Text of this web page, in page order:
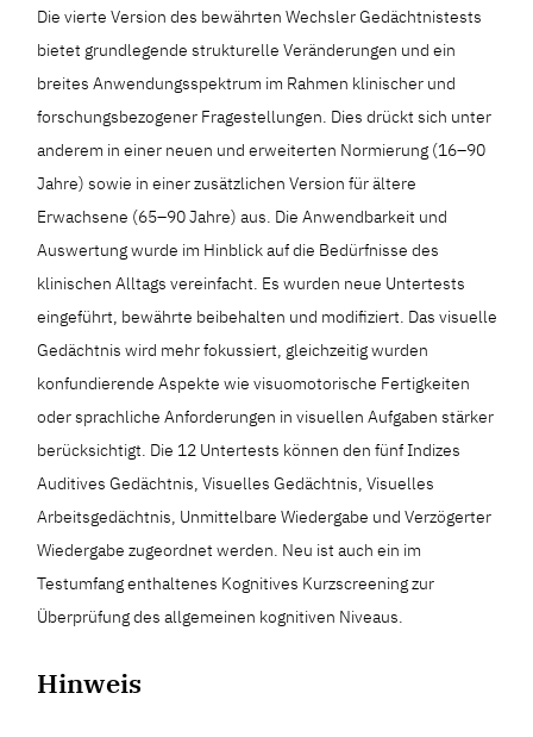
Die vierte Version des bewährten Wechsler Gedächtnistests
bietet grundlegende strukturelle Veränderungen und ein
breites Anwendungsspektrum im Rahmen klinischer und
forschungsbezogener Fragestellungen. Dies drückt sich unter
anderem in einer neuen und erweiterten Normierung (16–90
Jahre) sowie in einer zusätzlichen Version für ältere
Erwachsene (65–90 Jahre) aus. Die Anwendbarkeit und
Auswertung wurde im Hinblick auf die Bedürfnisse des
klinischen Alltags vereinfacht. Es wurden neue Untertests
eingeführt, bewährte beibehalten und modifiziert. Das visuelle
Gedächtnis wird mehr fokussiert, gleichzeitig wurden
konfundierende Aspekte wie visuomotorische Fertigkeiten
oder sprachliche Anforderungen in visuellen Aufgaben stärker
berücksichtigt. Die 12 Untertests können den fünf Indizes
Auditives Gedächtnis, Visuelles Gedächtnis, Visuelles
Arbeitsgedächtnis, Unmittelbare Wiedergabe und Verzögerter
Wiedergabe zugeordnet werden. Neu ist auch ein im
Testumfang enthaltenes Kognitives Kurzscreening zur
Überprüfung des allgemeinen kognitiven Niveaus.
Hinweis